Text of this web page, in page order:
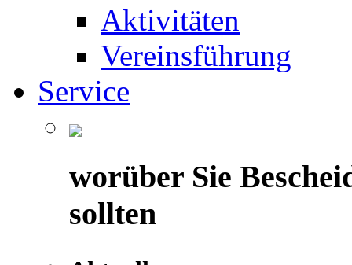
Aktivitäten
Vereinsführung
Service
worüber Sie
sollten